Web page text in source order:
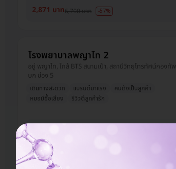
2,871 บาท6,700 บาท -57%
โรงพยาบาลพญาไท 2
อยู่ พญาไท, ใกล้ BTS สนามเป้า, สถานีวิทยุโทรทัศน์กองทัพ
บก ช่อง 5
เดินทางสะดวก แบรนด์มาแรง
คนดังเป็นลูกค้า
หมอมีชื่อเสียง
รีวิวดีลูกค้ารัก
การสะกิดทางผิวหนัง
5,445 บาท